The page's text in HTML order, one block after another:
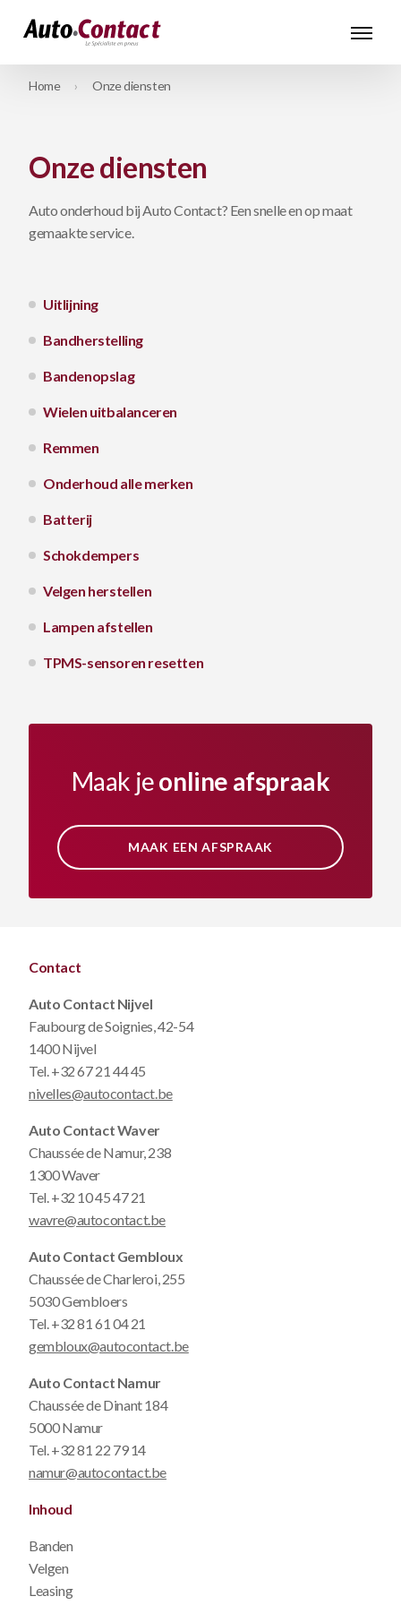
Home Onze diensten
Onze diensten
Auto onderhoud bij Auto Contact? Een snelle en op maat
gemaakte service.
Uitlijning
Bandherstelling
Bandenopslag
Wielen uitbalanceren
Remmen
Onderhoud alle merken
Batterij
Schokdempers
Velgen herstellen
Lampen afstellen
TPMS-sensoren resetten
Maak jeonline afspraak
MAAK EEN AFSPRAAK
Contact
Auto Contact Nijvel
Faubourg de Soignies, 42-54
1400 Nijvel
Tel.+32 67 21 44 45
nivelles@autocontact.be
Auto Contact Waver
Chaussée de Namur, 238
1300 Waver
Tel.+32 10 45 47 21
wavre@autocontact.be
Auto Contact Gembloux
Chaussée de Charleroi, 255
5030 Gembloers
Tel.+32 81 61 04 21
gembloux@autocontact.be
Auto Contact Namur
Chaussée de Dinant 184
5000 Namur
Tel.+32 81 22 79 14
namur@autocontact.be
Inhoud
Banden
Velgen
Leasing